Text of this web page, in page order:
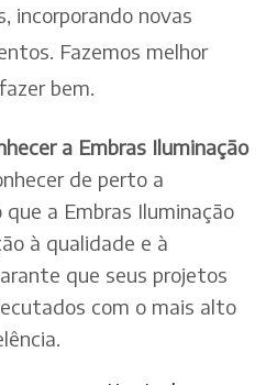
incorporando novas
Fazemos melhor
bem.
a Embras Iluminação
de perto a
a Embras Iluminação
à qualidade e à
que seus projetos
com o mais alto